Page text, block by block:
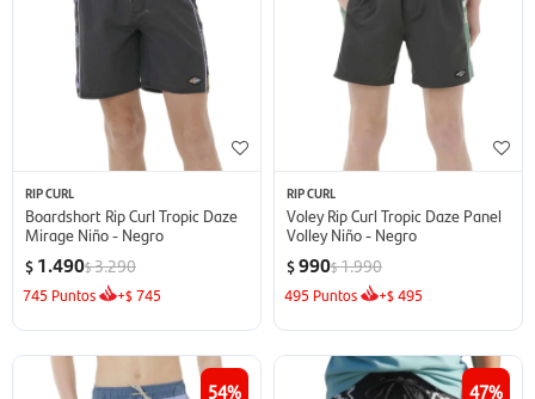
RIP CURL
Boardshort Rip Curl Tropic Daze
Mirage Niño - Negro
$ 1.490$3.290
745 Puntos +$745
RIP CURL
Voley Rip Curl Tropic Daze Panel
Volley Niño - Negro
$990$1.990
495 Puntos +$495
54 47